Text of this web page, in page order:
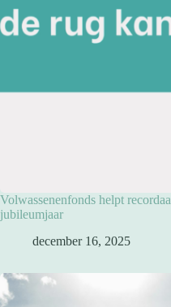
Volwassenenfonds helpt
jubileumjaar
december 16, 2025